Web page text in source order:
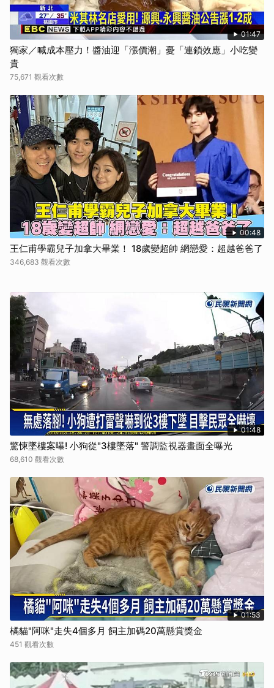
01:47
獨家／喊成本壓力！醬油迎「漲價潮」憂「連鎖效應」小吃變
貴
75,671 觀看次數
00:48
王仁甫學霸兒子加拿大畢業！ 18歲變超帥 網戀愛：超越爸爸了
346,683 觀看次數
01:48
驚悚墜樓案曝! 小狗從"3樓墜落" 警調監視器畫面全曝光
68,610 觀看次數
01:53
橘貓"阿咪"走失4個多月 飼主加碼20萬懸賞獎金
451 觀看次數